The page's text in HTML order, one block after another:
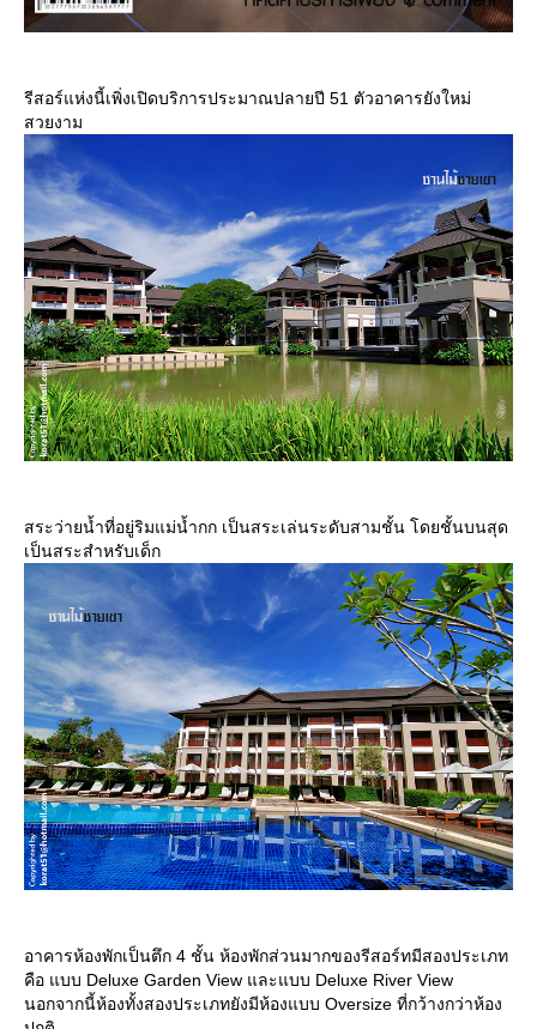
รีสอร์แห่งนี้เพิ่งเปิดบริการประมาณปลายปี 51 ตัวอาคารยังใหม่
สวยงาม
สระว่ายน้ำที่อยู่ริมแม่น้ำกก เป็นสระเล่นระดับสามชั้น โดยชั้นบนสุด
เป็นสระสำหรับเด็ก
อาคารห้องพักเป็นตึก 4 ชั้น ห้องพักส่วนมากของรีสอร์ทมีสองประเภท
คือ แบบ Deluxe Garden View และแบบ Deluxe River View
นอกจากนี้ห้องทั้งสองประเภทยังมีห้องแบบ Oversize ที่กว้างกว่าห้อง